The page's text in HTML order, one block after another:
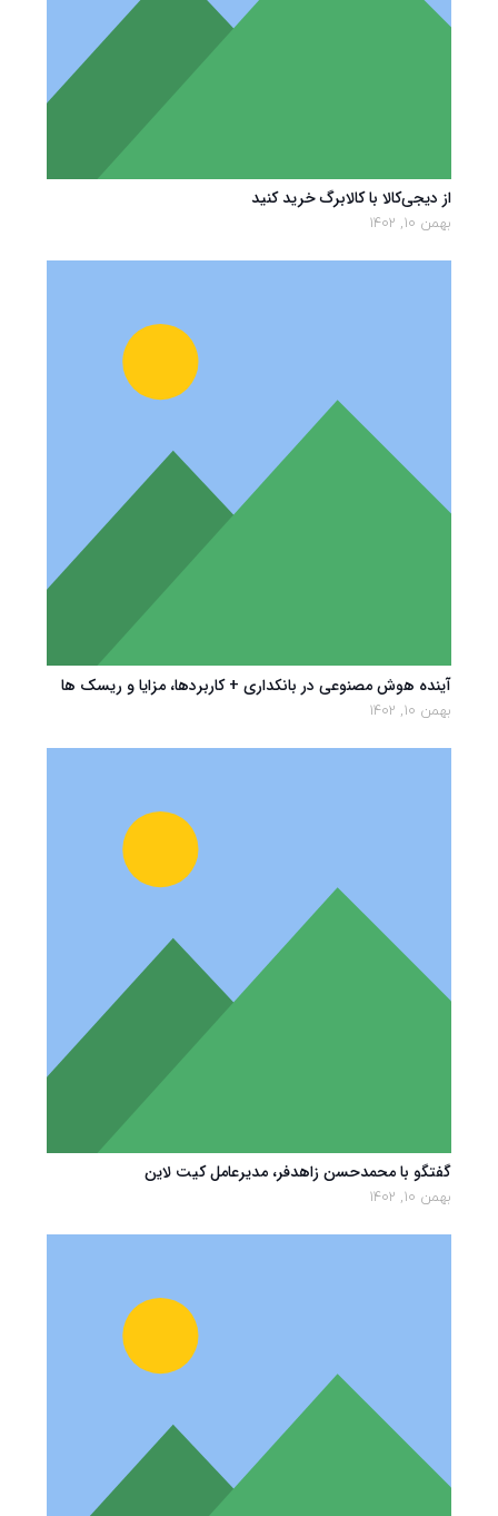
از دیجی‌کالا با کالابرگ خرید کنید
بهمن 10, 1402
آینده هوش مصنوعی در بانکداری + کاربردها، مزایا و ریسک ها
بهمن 10, 1402
گفتگو با محمدحسن زاهدفر، مدیرعامل کیت لاین
بهمن 10, 1402